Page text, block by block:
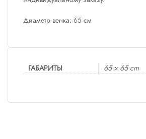
Диаметр венка: 65 см
ГАБАРИТЫ 65 × 65 cm